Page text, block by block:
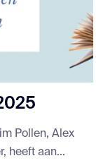
Pollen, Alex
heeft aan...